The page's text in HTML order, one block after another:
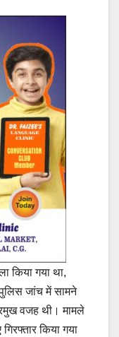
किया गया था,
जांच में सामने
वजह थी। मामले
किया गया